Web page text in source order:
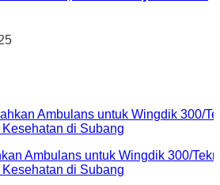
Ambulans untuk Wingdik 300/
di Subang